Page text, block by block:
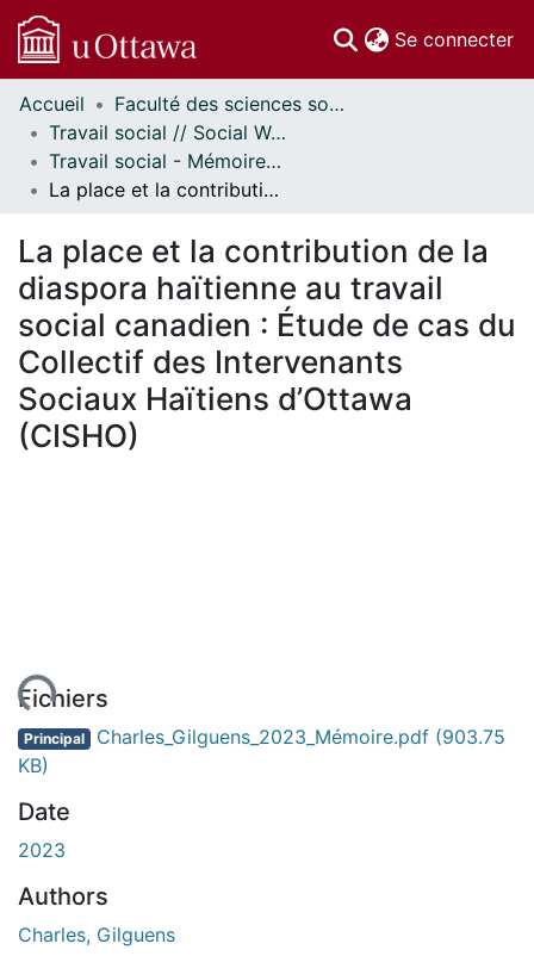
Se connecter
Communautés
et collections
Parcourir
Statistiques
À propos
Accueil
Faculté des sciences sociales // Faculty of Social Sciences
Travail social // Social Work
Travail social - Mémoires // Social Work - Research Papers
La place et la contribution de la diaspora haïtienne au travail social canadien : Étude de cas du Collectif des Intervenants Sociaux Haïtiens d’Ottawa (CISHO)
La place et la contribution de la
diaspora haïtienne au travail
social canadien : Étude de cas du
Collectif des Intervenants
Sociaux Haïtiens d’Ottawa
(CISHO)
Fichiers
Principal Charles_Gilguens_2023_Mémoire.pdf (903.75
KB)
Date
2023
Authors
Charles, Gilguens